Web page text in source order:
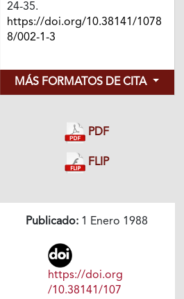
24-35.
https://doi.org/10.38141/1078
8/002-1-3
MÁS FORMATOS DE CITA
PDF
FLIP
Publicado: 1 Enero 1988
https://doi.org
/10.38141/107